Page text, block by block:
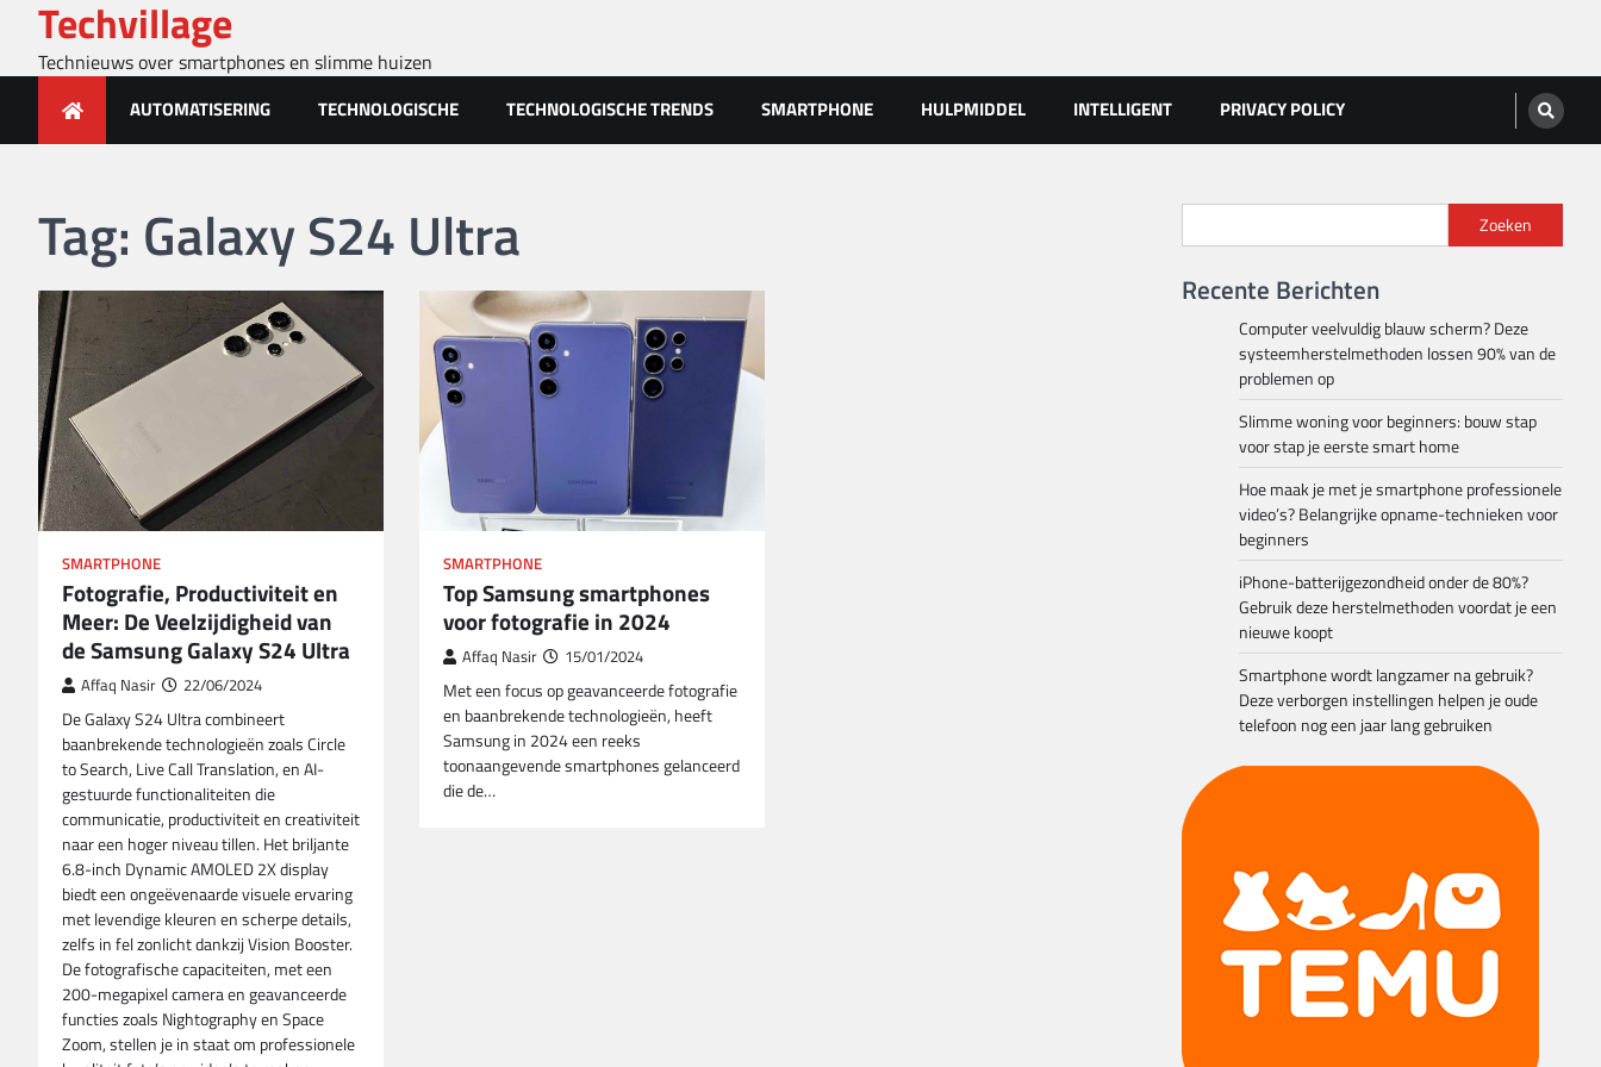
content
Techvillage
Technieuws over smartphones en slimme huizen
AUTOMATISERING TECHNOLOGISCHE TECHNOLOGISCHE TRENDS SMARTPHONE HULPMIDDEL INTELLIGENT PRIVACY POLICY
Tag: Galaxy S24 Ultra
SMARTPHONE
Fotografie, Productiviteit en
Meer: De Veelzijdigheid van
de Samsung Galaxy S24 Ultra
Affaq Nasir 22/06/2024
De Galaxy S24 Ultra combineert
baanbrekende technologieën zoals Circle
to Search, Live Call Translation, en AI-
gestuurde functionaliteiten die
communicatie, productiviteit en creativiteit
naar een hoger niveau tillen. Het briljante
6.8-inch Dynamic AMOLED 2X display
biedt een ongeëvenaarde visuele ervaring
met levendige kleuren en scherpe details,
zelfs in fel zonlicht dankzij Vision Booster.
De fotografische capaciteiten, met een
200-megapixel camera en geavanceerde
functies zoals Nightography en Space
Zoom, stellen je in staat om professionele
SMARTPHONE
Top Samsung smartphones
voor fotografie in 2024
Affaq Nasir 15/01/2024
Met een focus op geavanceerde fotografie
en baanbrekende technologieën, heeft
Samsung in 2024 een reeks
toonaangevende smartphones gelanceerd
die de…
Zoeken
Recente Berichten
Computer veelvuldig blauw scherm? Deze
systeemherstelmethoden lossen 90% van de
problemen op
Slimme woning voor beginners: bouw stap
voor stap je eerste smart home
Hoe maak je met je smartphone professionele
video’s? Belangrijke opname-technieken voor
beginners
iPhone-batterijgezondheid onder de 80%?
Gebruik deze herstelmethoden voordat je een
nieuwe koopt
Smartphone wordt langzamer na gebruik?
Deze verborgen instellingen helpen je oude
telefoon nog een jaar lang gebruiken